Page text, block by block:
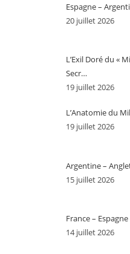
Espagne –
20 juillet 2026
L’Exil Doré du «
Secr…
19 juillet 2026
L’Anatomie du
19 juillet 2026
Argentine –
15 juillet 2026
France –
14 juillet 2026